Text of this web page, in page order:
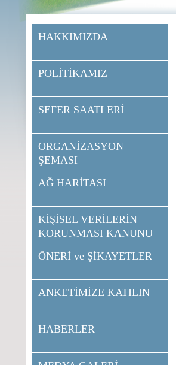
HAKKIMIZDA
POLİTİKAMIZ
SEFER SAATLERİ
ORGANİZASYON
ŞEMASI
AĞ HARİTASI
KİŞİSEL VERİLERİN
KORUNMASI KANUNU
ÖNERİ ve ŞİKAYETLER
ANKETİMİZE KATILIN
HABERLER